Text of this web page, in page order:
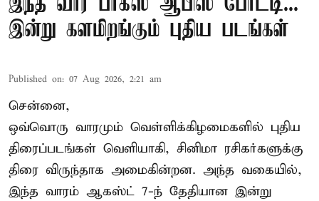
இன்று களமிறங்கும் புதிய படங்கள்
Published on: 07 Aug 2026, 2:21 am
சென்னை,
ஒவ்வொரு வாரமும் வெள்ளிக்கிழமைகளில் புதிய
திரைப்படங்கள் வெளியாகி, சினிமா ரசிகர்களுக்கு
திரை விருந்தாக அமைகின்றன. அந்த வகையில்,
இந்த வாரம் ஆகஸ்ட் 7-ந் தேதியான இன்று